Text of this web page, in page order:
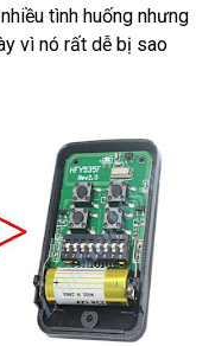
tình huống nhưng
vì nó rất dễ bị sao